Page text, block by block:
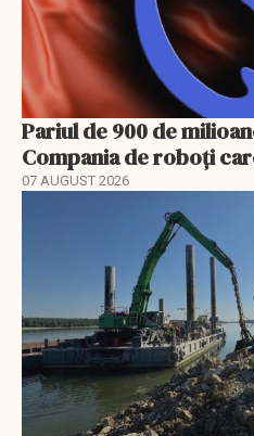
Pariul de 900 de
Compania de roboți
07 AUGUST 2026